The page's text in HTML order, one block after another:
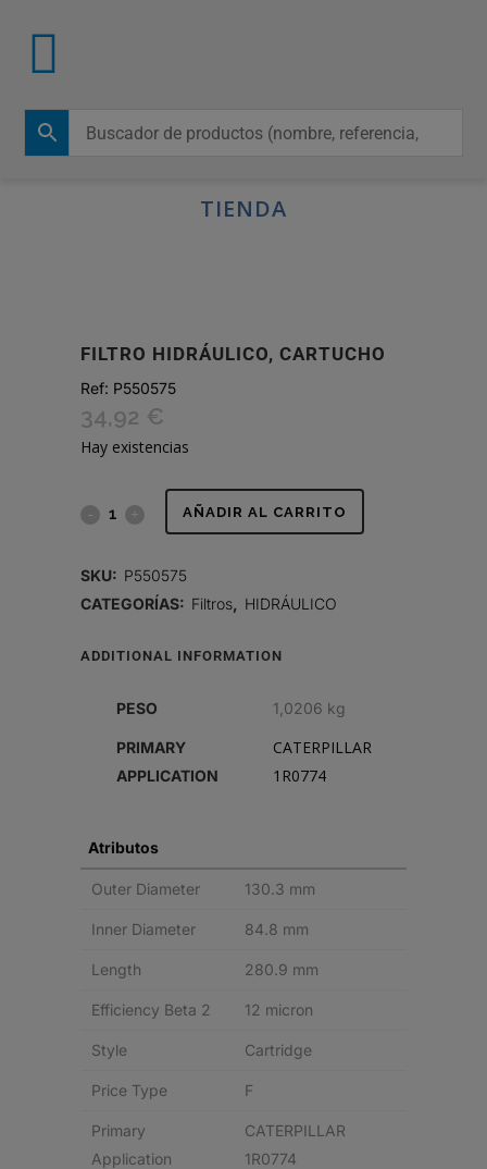
TIENDA
FILTRO HIDRÁULICO, CARTUCHO
Ref: P550575
34,92 €
Hay existencias
FILTRO
CARTUCHO
AÑADIR AL CARRITO
SKU: P550575
CATEGORÍAS: Filtros HIDRÁULICO
ADDITIONAL INFORMATION
PESO 1,0206 kg
PRIMARY
APPLICATION
CATERPILLAR
1R0774
Atributos
Outer Diameter 130.3 mm
Inner Diameter 84.8 mm
Length 280.9 mm
Efficiency Beta 2 12 micron
Style Cartridge
Price Type F
Primary
Application
CATERPILLAR
1R0774